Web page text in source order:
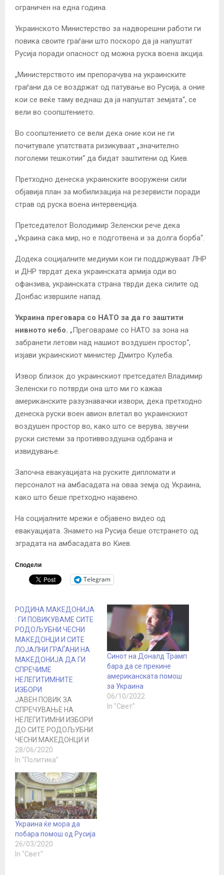
ограничен на една година.
Украинското Министерство за надворешни работи ги
повика своите граѓани што поскоро да ја напуштат
Русија поради опасност од можна руска воена акција.
„Министерството им препорачува на украинските
граѓани да се воздржат од патување во Русија, а оние
кои се веќе таму веднаш да ја напуштат земјата“, се
вели во соопштението.
Во соопштението се вели дека оние кои не ги
почитувале упатствата ризикуваат „значително
поголеми тешкотии“ да бидат заштитени од Киев.
Претходно денеска украинските вооружени сили
објавија план за мобилизација на резервисти поради
страв од руска воена интервенција.
Претседателот Володимир Зеленски рече дека
„Украина сака мир, но е подготвена и за долга борба“.
Додека социјалните медиуми кои ги поддржуваат ЛНР
и ДНР тврдат дека украинската армија оди во
офанзива, украинската страна тврди дека силите од
Донбас извршиле напад.
Украина преговара со НАТО за да го заштити
нивното небо. „Преговараме со НАТО за зона на
забранети летови над нашиот воздушен простор“,
изјави украинскиот министер Дмитро Кулеба.
Извор близок до украинскиот претседател Владимир
Зеленски го потврди она што ми го кажаа
американските разузнавачки извори, дека претходно
денеска руски воен авион влетал во украинскиот
воздушен простор во, како што се верува, звучни
руски системи за противвоздушна одбрана и
извидување.
Започна евакуацијата на руските дипломати и
персоналот на амбасадата на оваа земја од Украина,
како што беше претходно најавено.
На социјалните мрежи е објавено видео од
евакуацијата. Знамето на Русија беше отстрането од
зградата на амбасадата во Киев.
Сподели
Telegram
РОДИНА МАКЕДОНИЈА
: ГИ ПОВИКУВАМЕ СИТЕ
РОДОЉУБНИ ЧЕСНИ
МАКЕДОНЦИ И СИТЕ
ЛОЈАЛНИ ГРАЃАНИ НА
МАКЕДОНИЈА ДА ГИ
СПРЕЧИМЕ
НЕЛЕГИТИМНИТЕ
ИЗБОРИ
ЈАВЕН ПОВИК ЗА
СПРЕЧУВАЊЕ НА
НЕЛЕГИТИМНИ ИЗБОРИ
ДО СИТЕ РОДОЉУБНИ
ЧЕСНИ МАКЕДОНЦИ И
СИТЕ ЛОЈАЛНИ
ГРАЃАНИ НА
Почитувани браќа и
сестри Македонци,
Албанци, Срби, Власи,
Роми и сите останати,
Веќе триесет години нѐ
разделуваат по
етничка, религиска,
економска, статусна, во
28/06/2020
In "Политика"
Синот на Доналд Трамп
бара да се прекине
американската помош
за Украина
06/10/2022
In "Свет"
Украина ќе мора да
побара помош од Русија
26/03/2020
In "Свет"